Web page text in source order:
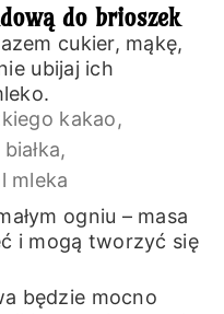
do brioszek
cukier, mąkę,
ubijaj ich
kakao,
mleka
ogniu – masa
i mogą tworzyć się
będzie mocno